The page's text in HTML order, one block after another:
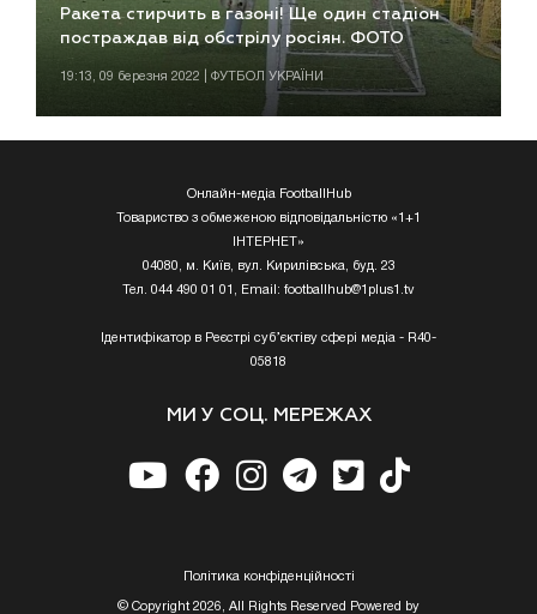
Ракета стирчить в газоні! Ще один стадіон
постраждав від обстрілу росіян. ФОТО
19:13, 09 березня 2022 | ФУТБОЛ УКРАЇНИ
Онлайн-медіа FootballHub
Товариство з обмеженою відповідальністю «1+1
ІНТЕРНЕТ»
04080, м. Київ, вул. Кирилівська, буд. 23
Тел. 044 490 01 01, Email: footballhub@1plus1.tv
Ідентифікатор в Реєстрі суб’єктіву сфері медіа - R40-
05818
МИ У СОЦ. МЕРЕЖАХ
Полiтика конфiденцiйностi
© Copyright 2026, All Rights Reserved Powered by